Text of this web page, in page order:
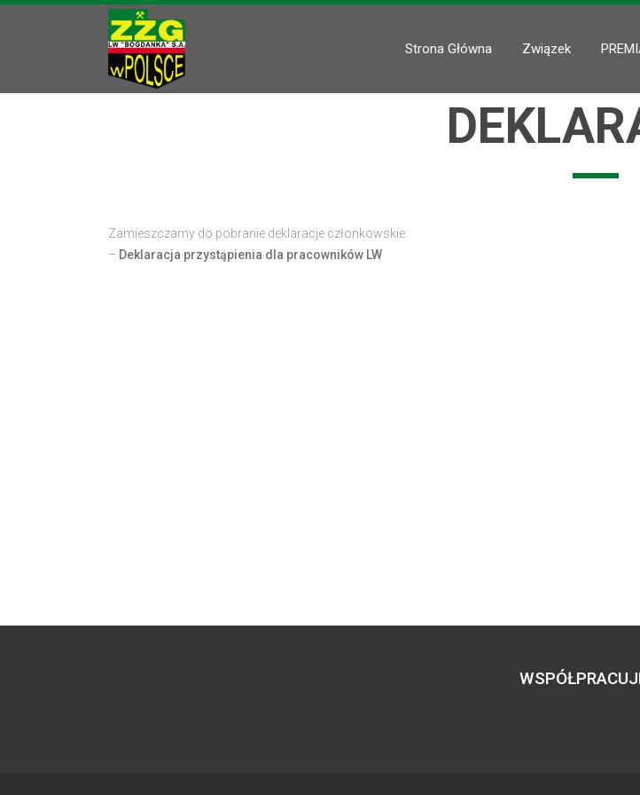
Strona Główna Związek
Zamieszczamy do pobranie deklaracje członkowskie:
– Deklaracja przystąpienia dla pracowników LW